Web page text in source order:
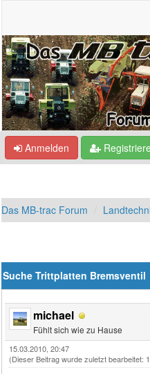
Anmelden
Das MB-trac Forum
Suche Trittplatten Bremsventil
michael
Fühlt sich wie zu Hause
15.03.2010, 20:47
(Dieser Beitrag wurde zuletzt bearbeitet: